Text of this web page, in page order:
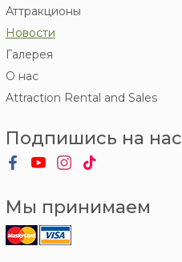
Аттракционы
Новости
Галерея
О нас
Attraction Rental and Sales
Подпишись на нас
Мы принимаем